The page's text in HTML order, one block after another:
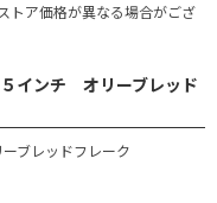
トア価格が異なる場合がござ
インチ オリーブレッド
ブレッドフレーク